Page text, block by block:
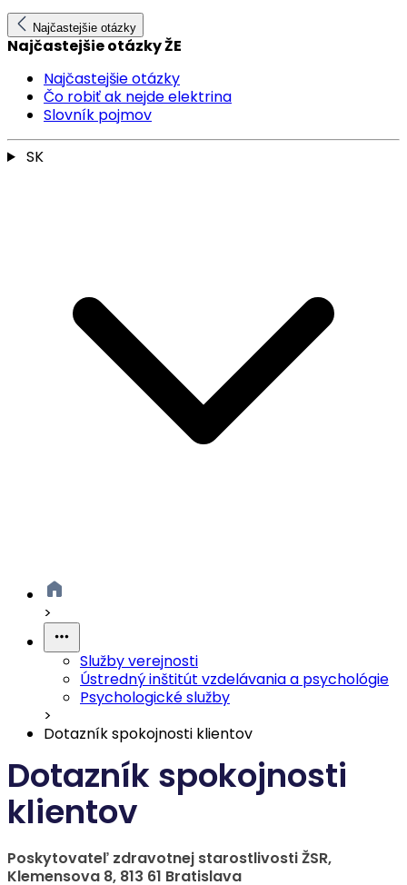
Najčastejšie otázky
Najčastejšie otázky ŽE
Najčastejšie otázky
Čo robiť ak nejde elektrina
Slovník pojmov
SK
>
Služby verejnosti
Ústredný inštitút vzdelávania a psychológie
Psychologické služby
>
Dotazník spokojnosti klientov
Dotazník spokojnosti
klientov
Poskytovateľ zdravotnej starostlivosti ŽSR,
Klemensova 8, 813 61 Bratislava